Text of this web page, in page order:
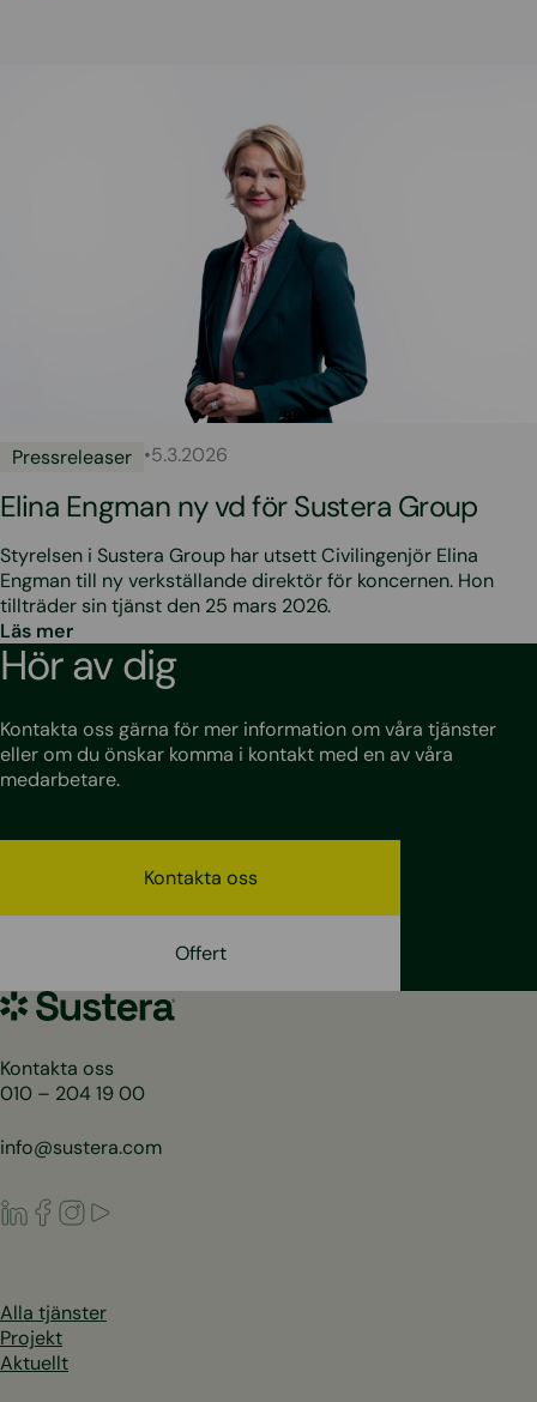
Pressreleaser •5.3.2026
Elina Engman ny vd för Sustera Group
Styrelsen i Sustera Group har utsett Civilingenjör Elina
Engman till ny verkställande direktör för koncernen. Hon
tillträder sin tjänst den 25 mars 2026.
Läs mer
Hör av dig
Kontakta oss gärna för mer information om våra tjänster
eller om du önskar komma i kontakt med en av våra
medarbetare.
Kontakta oss
Offert
Sustera
Sweden
Kontakta oss
010 – 204 19 00
info@sustera.com
LinkedIn
Facebook
Instagram
Alla tjänster
Projekt
Aktuellt